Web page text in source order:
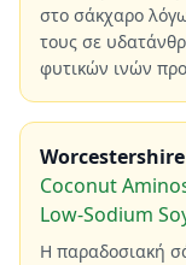
στο σάκχαρο
τους σε
φυτικών ινών
Coconut
Low-Sodium
Η παραδοσιακή